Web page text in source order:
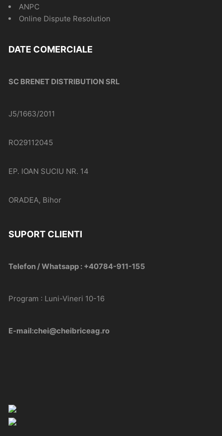
ANPC
Online Dispute Resolution
DATE COMERCIALE
SC BRENET DISTRIBUTION SRL
J5/1663/2011
RO29112045
EP. IOAN SUCIU NR. 14
ORADEA, Bihor
SUPORT CLIENTI
Telefon / Whatsapp : +40784-911-155
Program : Luni-Vineri 10-16
E-mail:chei@cheibriceag.ro